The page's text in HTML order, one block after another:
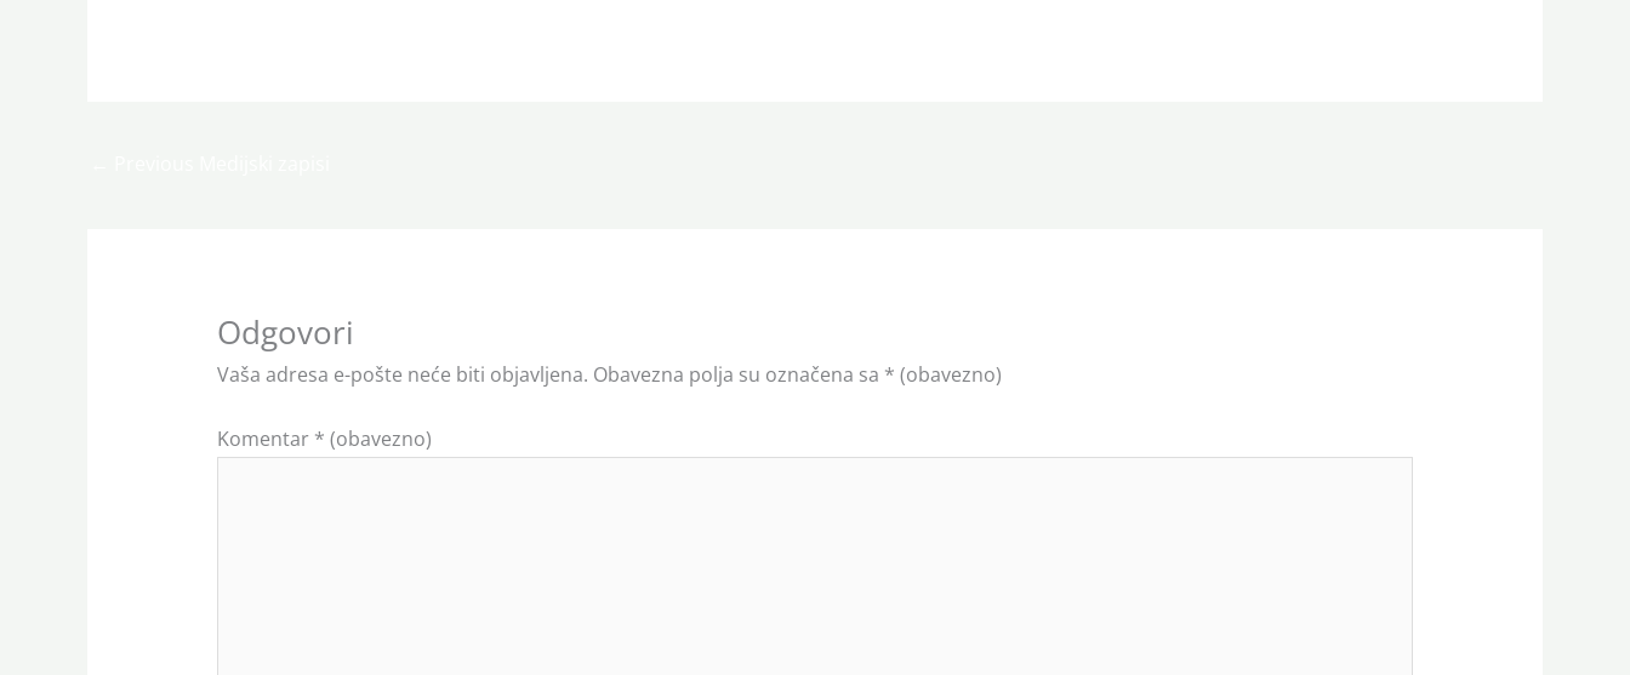
Odgovori
Vaša adresa e-pošte neće biti objavljena. Obavezna polja su označena sa * (obavezno)
Komentar * (obavezno)